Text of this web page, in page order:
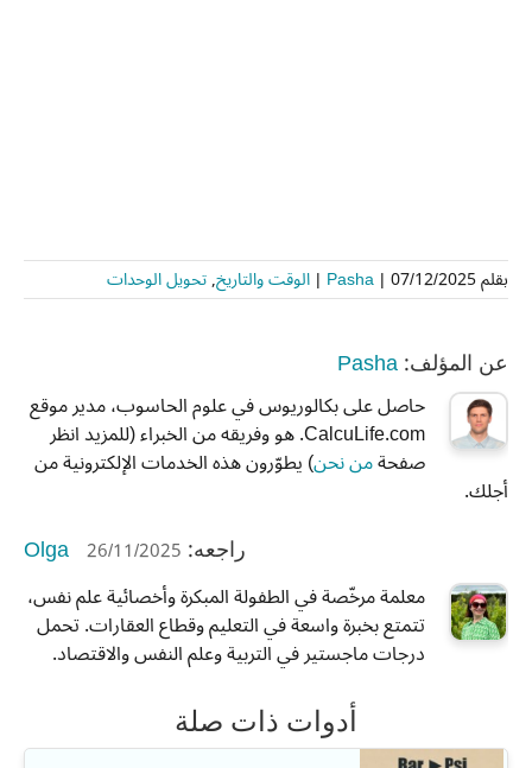
بقلم Pasha | 07/12/2025
| الوقت والتاريخ,تحويل الوحدات
عن المؤلف: Pasha
حاصل على بكالوريوس في علوم الحاسوب، مدير موقع
CalcuLife.com. هو وفريقه من الخبراء (للمزيد انظر
صفحةمن نحن) يطوّرون هذه الخدمات الإلكترونية من
أجلك.
راجعه: Olga 26/11/2025
معلمة مرخّصة في الطفولة المبكرة وأخصائية علم نفس،
تتمتع بخبرة واسعة في التعليم وقطاع العقارات. تحمل
درجات ماجستير في التربية وعلم النفس والاقتصاد.
أدوات ذات صلة